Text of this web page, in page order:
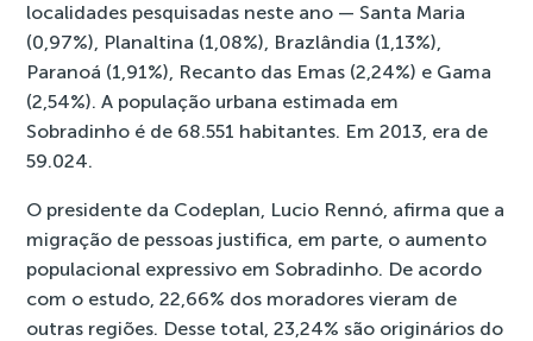
localidades pesquisadas neste ano — Santa Maria
(0,97%), Planaltina (1,08%), Brazlândia (1,13%),
Paranoá (1,91%), Recanto das Emas (2,24%) e Gama
(2,54%). A população urbana estimada em
Sobradinho é de 68.551 habitantes. Em 2013, era de
59.024.
O presidente da Codeplan, Lucio Rennó, afirma que a
migração de pessoas justifica, em parte, o aumento
populacional expressivo em Sobradinho. De acordo
com o estudo, 22,66% dos moradores vieram de
outras regiões. Desse total, 23,24% são originários do